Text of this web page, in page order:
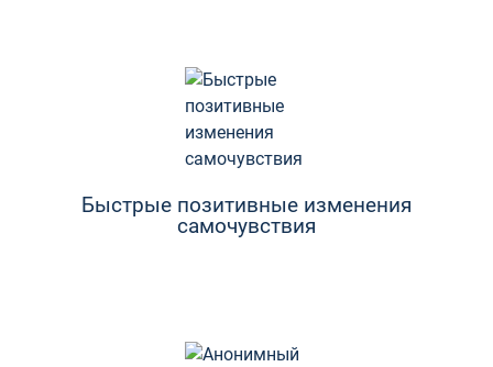
Быстрые позитивные изменения
самочувствия